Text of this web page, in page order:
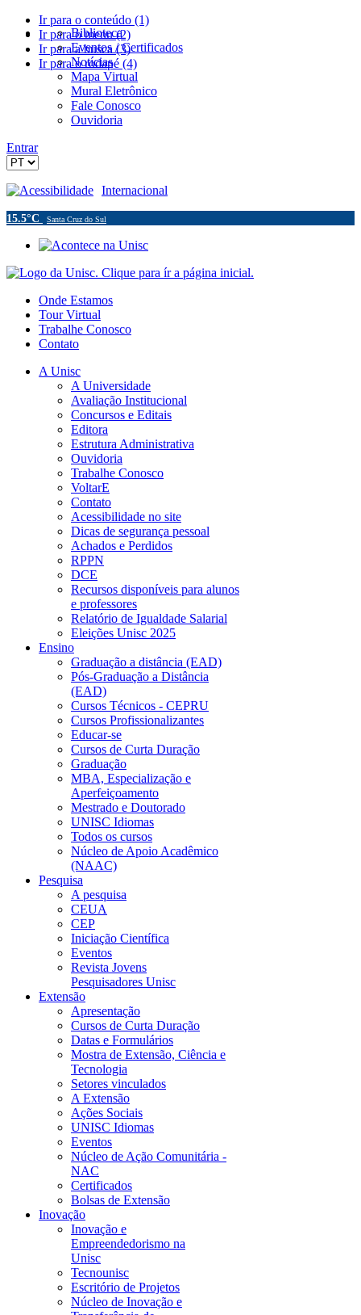
Ir para o conteúdo (1)
Ir para o menu (2)
Ir para a busca (3)
Ir para o rodapé (4)
Biblioteca
Eventos / Certificados
Notícias
Mapa Virtual
Mural Eletrônico
Fale Conosco
Ouvidoria
Entrar
Acessibilidade Internacional
15.5°C Santa Cruz do Sul
Onde Estamos
Tour Virtual
Trabalhe Conosco
Contato
A Unisc
A Universidade
Avaliação Institucional
Concursos e Editais
Editora
Estrutura Administrativa
Ouvidoria
Trabalhe Conosco
VoltarE
Contato
Acessibilidade no site
Dicas de segurança pessoal
Achados e Perdidos
RPPN
DCE
Recursos disponíveis para alunos
e professores
Relatório de Igualdade Salarial
Eleições Unisc 2025
Ensino
Graduação a distância (EAD)
Pós-Graduação a Distância
(EAD)
Cursos Técnicos - CEPRU
Cursos Profissionalizantes
Educar-se
Cursos de Curta Duração
Graduação
MBA, Especialização e
Aperfeiçoamento
Mestrado e Doutorado
UNISC Idiomas
Todos os cursos
Núcleo de Apoio Acadêmico
(NAAC)
Pesquisa
A pesquisa
CEUA
CEP
Iniciação Científica
Eventos
Revista Jovens
Pesquisadores Unisc
Extensão
Apresentação
Cursos de Curta Duração
Datas e Formulários
Mostra de Extensão, Ciência e
Tecnologia
Setores vinculados
A Extensão
Ações Sociais
UNISC Idiomas
Eventos
Núcleo de Ação Comunitária -
NAC
Certificados
Bolsas de Extensão
Inovação
Inovação e
Empreendedorismo na
Unisc
Tecnounisc
Escritório de Projetos
Núcleo de Inovação e